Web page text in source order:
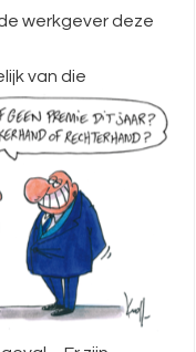
werkgever deze
van die